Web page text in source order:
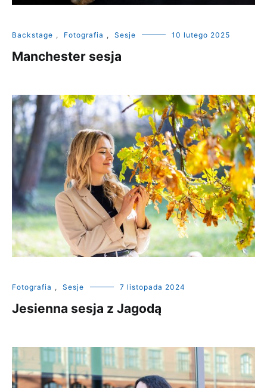
Backstage , Fotografia , Sesje 10 lutego 2025
Manchester sesja
Fotografia , Sesje 7 listopada 2024
Jesienna sesja z Jagodą